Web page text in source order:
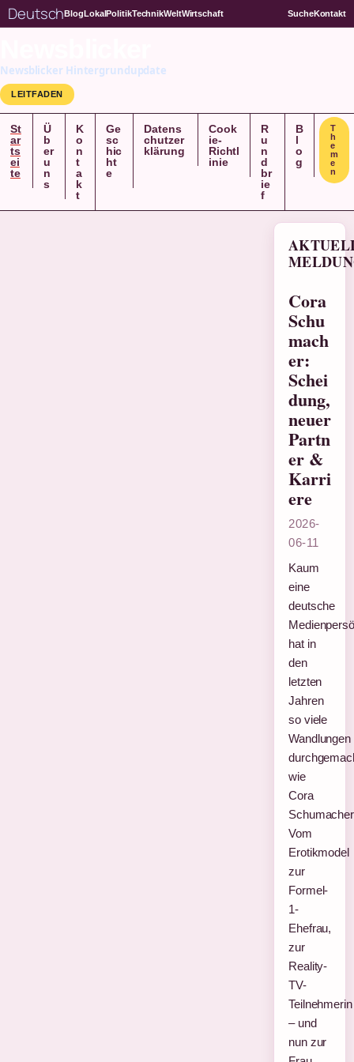
DeutschBlogLokalPolitikTechnikWeltWirtschaft SucheKontakt
Newsblicker Hintergrundupdate
LEITFADEN
St
ar
ts
ei
te
Ü
b
er
u
n
s
K
o
n
t
a
k
t
Ge
sc
hic
ht
e
Datens
chutzer
klärung
Cook
ie-
Richtl
inie
R
u
n
d
br
ie
f
B
l
o
g
T
h
e
m
e
n
Cora
Schu
mach
er:
Schei
dung,
neuer
Partn
er &
Karri
ere
2026-
06-11
Kaum
eine
deutsche
hat in
den
letzten
Jahren
so viele
Wandlungen
wie
Cora
Vom
Erotikmodel
zur
Formel-
1-
Ehefrau,
zur
Reality-
TV-
Teilnehmerin
– und
nun zur